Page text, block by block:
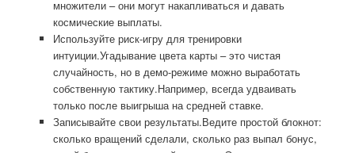
множители – они могут накапливаться и давать
космические выплаты.
Используйте риск-игру для тренировки
интуиции.Угадывание цвета карты – это чистая
случайность, но в демо-режиме можно выработать
собственную тактику.Например, всегда удваивать
только после выигрыша на средней ставке.
Записывайте свои результаты.Ведите простой блокнот:
сколько вращений сделали, сколько раз выпал бонус,